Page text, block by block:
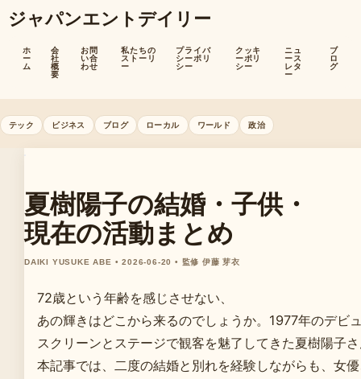
ジャパンエントデイリー
ホ
ー
ム
会
社
概
要
お問
い合
わせ
私たちの
ストーリ
ー
プライバ
シーポリ
シー
クッキ
ーポリ
シー
ニュ
ース
レタ
ー
ブ
ロ
グ
テック ビジネス ブログ ローカル ワールド 政治
夏樹陽子の結婚・子供・
現在の活動まとめ
DAIKI YUSUKE ABE • 2026-06-20 • 監修 伊藤 芽衣
72歳という年齢を感じさせない、
あの輝きはどこから来るのでしょうか。1977年のデビ
スクリーンとステージで観客を魅了してきた夏樹陽子
本記事では、二度の結婚と別れを経験しながらも、女